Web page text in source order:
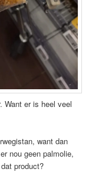
Want er is heel veel
want dan
nou geen palmolie,
product?